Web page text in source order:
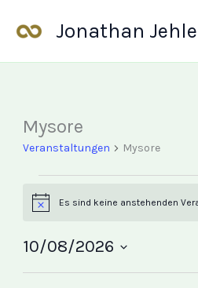
Inhalt
Jonathan Jehle
Mysore
Veranstaltungen Mysore
Veranstaltungen
for
August,
2026
HinweisEs sind keine anstehenden
10/08/2026